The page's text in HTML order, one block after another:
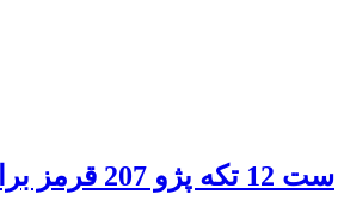
ست 12 تکه پژو 207 قرمز براق